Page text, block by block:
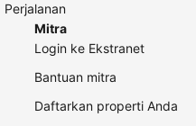
Perjalanan
Mitra
Login ke Ekstranet
Bantuan mitra
Daftarkan properti Anda